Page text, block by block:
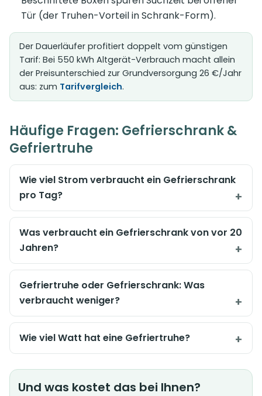
Tür (der Truhen-Vorteil in Schrank-Form).
Der Dauerläufer profitiert doppelt vom günstigen
Tarif: Bei 550 kWh Altgerät-Verbrauch macht allein
der Preisunterschied zur Grundversorgung 26 €/Jahr
aus: zum Tarifvergleich.
Häufige Fragen: Gefrierschrank &
Gefriertruhe
Wie viel Strom verbraucht ein Gefrierschrank
pro Tag?
Was verbraucht ein Gefrierschrank von vor 20
Jahren?
Gefriertruhe oder Gefrierschrank: Was
verbraucht weniger?
Wie viel Watt hat eine Gefriertruhe?
Und was kostet das bei Ihnen?